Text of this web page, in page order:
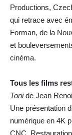
Productions,
qui retrace avec
Forman, de la
et
cinéma.
Tous les films
Tonide Jean
Une présentation
numérique en 4K